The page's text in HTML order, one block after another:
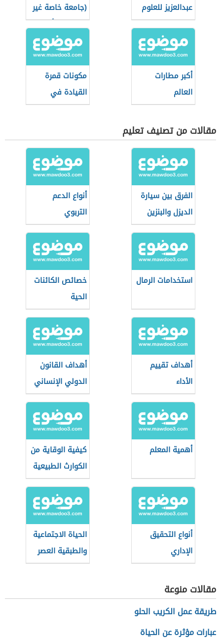
عبدالعزيز للعلوم
والتقنية
(جامعة خاصة غير
ربحية في أمريكا)
أكبر مطارات
العالم
مكونات قمرة
القيادة في
الطائرات
مقالات من تصنيف تعليم
الفرق بين سيارة
الديزل والبنزين
أنواع الدعم
التربوي
استخدامات الرمال
خصائص الكائنات
الحية
أهداف تقييم
الأداء
أهداف القانون
الدولي الإنساني
أهمية المعلم
كيفية الوقاية من
الكوارث الطبيعية
أنواع التحقيق
الإداري
الحياة الاجتماعية
والطبقية العصر
الحديث
مقالات منوعة
طريقة عمل الكريب الحلو
عبارات مؤثرة عن الحياة